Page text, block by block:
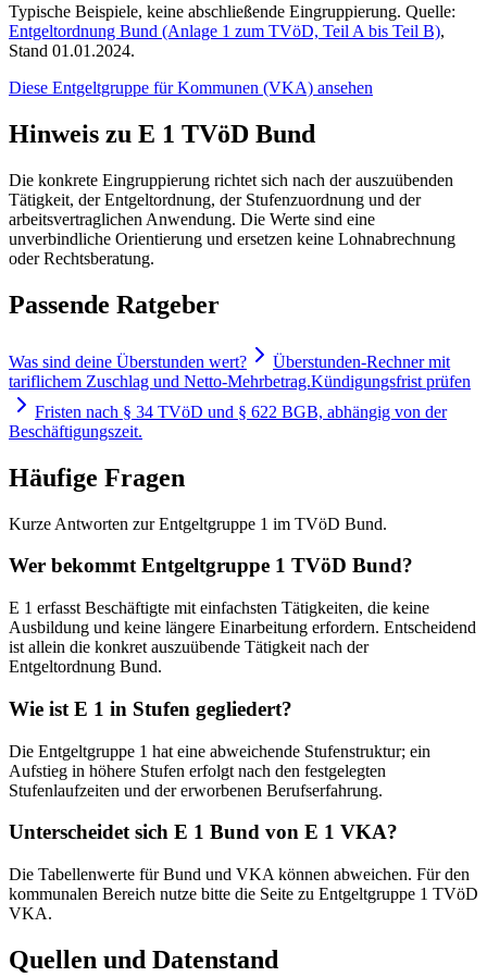
Typische Beispiele, keine abschließende Eingruppierung. Quelle:
Entgeltordnung Bund (Anlage 1 zum TVöD, Teil A bis Teil B),
Stand 01.01.2024.
Diese Entgeltgruppe fürKommunen (VKA) ansehen
Hinweis zu E 1 TVöD Bund
Die konkrete Eingruppierung richtet sich nach der auszuübenden
Tätigkeit, der Entgeltordnung, der Stufenzuordnung und der
arbeitsvertraglichen Anwendung. Die Werte sind eine
unverbindliche Orientierung und ersetzen keine Lohnabrechnung
oder Rechtsberatung.
Passende Ratgeber
Was sind deine Überstunden wert?
Überstunden-Rechner mit
tariflichem Zuschlag und Netto-Mehrbetrag.Kündigungsfrist prüfen
Fristen nach § 34 TVöD und § 622 BGB, abhängig von der
Beschäftigungszeit.
Häufige Fragen
Kurze Antworten zur Entgeltgruppe 1 im TVöD Bund.
Wer bekommt Entgeltgruppe 1 TVöD Bund?
E 1 erfasst Beschäftigte mit einfachsten Tätigkeiten, die keine
Ausbildung und keine längere Einarbeitung erfordern. Entscheidend
ist allein die konkret auszuübende Tätigkeit nach der
Entgeltordnung Bund.
Wie ist E 1 in Stufen gegliedert?
Die Entgeltgruppe 1 hat eine abweichende Stufenstruktur; ein
Aufstieg in höhere Stufen erfolgt nach den festgelegten
Stufenlaufzeiten und der erworbenen Berufserfahrung.
Unterscheidet sich E 1 Bund von E 1 VKA?
Die Tabellenwerte für Bund und VKA können abweichen. Für den
kommunalen Bereich nutze bitte die Seite zu Entgeltgruppe 1 TVöD
VKA.
Quellen und Datenstand